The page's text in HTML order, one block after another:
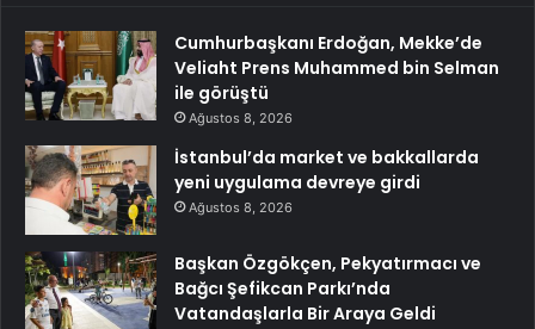
Cumhurbaşkanı Erdoğan, Mekke’de
Veliaht Prens Muhammed bin Selman
ile görüştü
Ağustos 8, 2026
İstanbul’da market ve bakkallarda
yeni uygulama devreye girdi
Ağustos 8, 2026
Başkan Özgökçen, Pekyatırmacı ve
Bağcı Şefikcan Parkı’nda
Vatandaşlarla Bir Araya Geldi